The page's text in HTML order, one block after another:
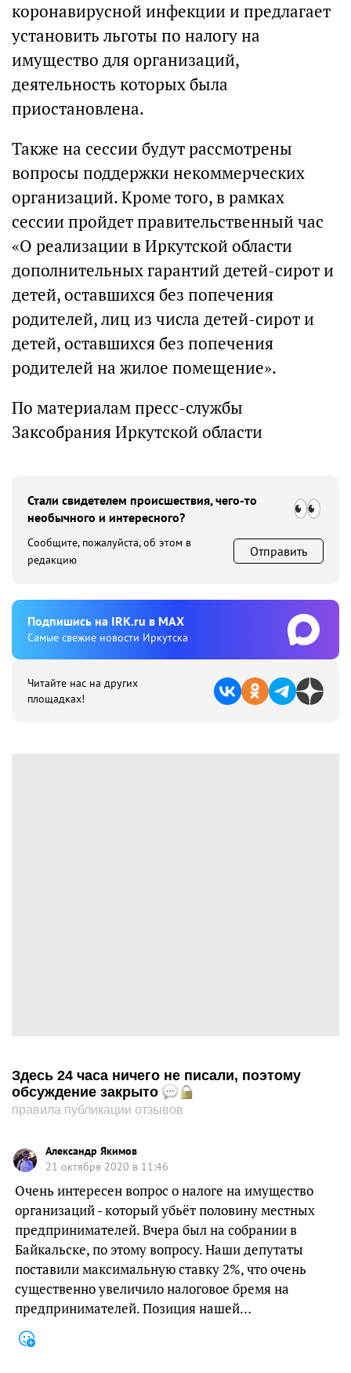
коронавирусной инфекции и предлагает
установить льготы по налогу на
имущество для организаций,
деятельность которых была
приостановлена.
Также на сессии будут рассмотрены
вопросы поддержки некоммерческих
организаций. Кроме того, в рамках
сессии пройдет правительственный час
«О реализации в Иркутской области
дополнительных гарантий детей-сирот и
детей, оставшихся без попечения
родителей, лиц из числа детей-сирот и
детей, оставшихся без попечения
родителей на жилое помещение».
По материалам пресс-службы
Заксобрания Иркутской области
Стали свидетелем происшествия, чего-то
необычного и интересного?
Сообщите, пожалуйста, об этом в
редакцию
Отправить
Подпишиcь на IRK.ru в MAX
Cамые свежие новости Иркутска
Читайте нас на других
площадках!
Здесь 24 часа ничего не писали, поэтому
обсуждение закрыто
правила публикации отзывов
Александр Якимов
21 октября 2020 в 11:46
Очень интересен вопрос о налоге на имущество
организаций - который убьёт половину местных
предпринимателей. Вчера был на собрании в
Байкальске, по этому вопросу. Наши депутаты
поставили максимальную ставку 2%, что очень
существенно увеличило налоговое бремя на
предпринимателей. Позиция нашей…